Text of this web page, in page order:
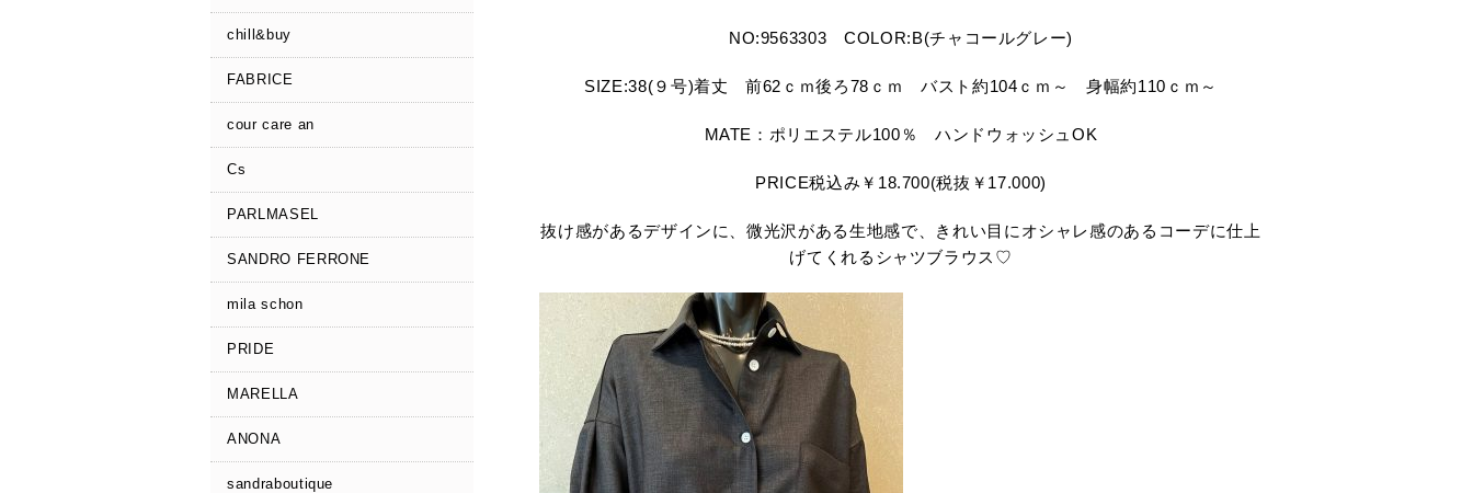
chill&buy
FABRICE
cour care an
Cs
PARLMASEL
SANDRO FERRONE
mila schon
PRIDE
MARELLA
ANONA
sandraboutique
NO:9563303 COLOR:B(チャコールグレー)
SIZE:38(９号)着丈 前62ｃｍ後ろ78ｃｍ バスト約104ｃｍ～ 身幅約110ｃｍ～
MATE：ポリエステル100％ ハンドウォッシュOK
PRICE税込み￥18.700(税抜￥17.000)
抜け感があるデザインに、微光沢がある生地感で、きれい目にオシャレ感のあるコーデに仕上
げてくれるシャツブラウス♡